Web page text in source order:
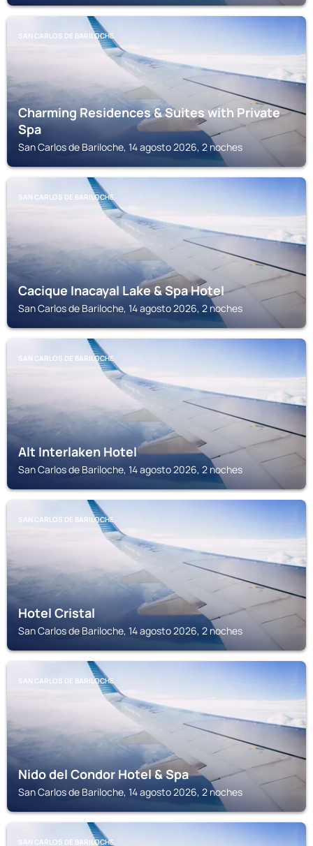
SAN CARLOS DE BARILOCHE
Charming Residences & Suites with Private
Spa
San Carlos de Bariloche, 14 agosto 2026, 2 noches
SAN CARLOS DE BARILOCHE
Cacique Inacayal Lake & Spa Hotel
San Carlos de Bariloche, 14 agosto 2026, 2 noches
SAN CARLOS DE BARILOCHE
Alt Interlaken Hotel
San Carlos de Bariloche, 14 agosto 2026, 2 noches
SAN CARLOS DE BARILOCHE
Hotel Cristal
San Carlos de Bariloche, 14 agosto 2026, 2 noches
SAN CARLOS DE BARILOCHE
Nido del Condor Hotel & Spa
San Carlos de Bariloche, 14 agosto 2026, 2 noches
SAN CARLOS DE BARILOCHE